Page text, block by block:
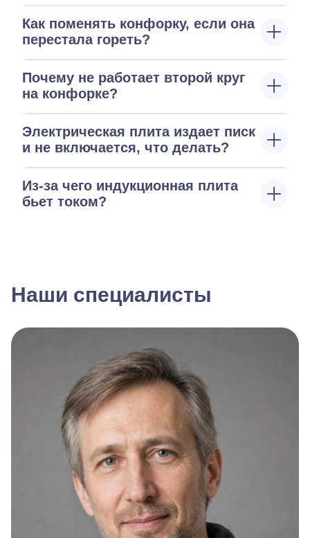
Как поменять конфорку, если она
перестала гореть?
Почему не работает второй круг
на конфорке?
Электрическая плита издает писк
и не включается, что делать?
Из-за чего индукционная плита
бьет током?
Наши специалисты